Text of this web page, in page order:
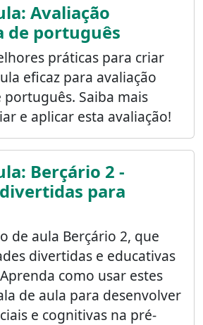
Avaliação
de português
práticas para criar
eficaz para avaliação
Saiba mais
e aplicar esta avaliação!
Berçário 2 -
para
de aula Berçário 2, que
divertidas e educativas
como usar estes
de aula para desenvolver
e cognitivas na pré-